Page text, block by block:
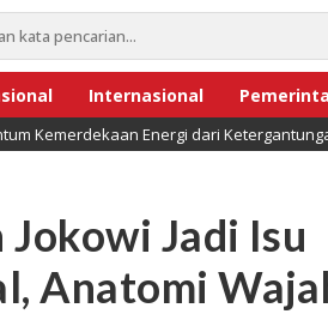
Internasional
Bisnis
Kemerdekaan Energi dari
Jokowi Jadi Isu
Anatomi